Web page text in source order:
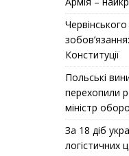
Конституції
Польські
перехопили
міністр
За 18 діб
логістичних